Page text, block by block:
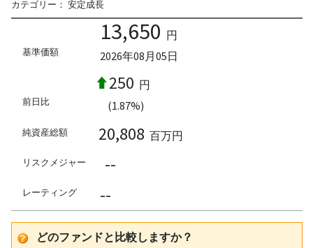
カテゴリー： 安定成長
基準価額
13,650 円
2026年08月05日
前日比
250 円
(1.87%)
純資産総額 20,808 百万円
リスクメジャー --
レーティング --
どのファンドと比較しますか？